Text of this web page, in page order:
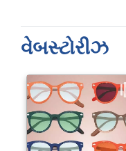
વેબસ્ટોરીઝ